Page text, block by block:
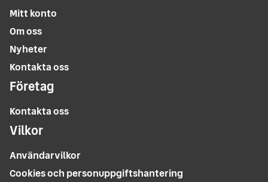
Mitt konto
Om oss
Nyheter
Kontakta oss
Företag
Kontakta oss
Vilkor
Användarvilkor
Cookies och personuppgiftshantering